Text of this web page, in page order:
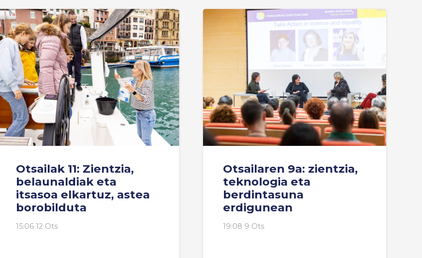
Otsailak 11: Zientzia,
belaunaldiak eta
itsasoa elkartuz, astea
borobilduta
15:06 12 Ots
Otsailaren 9a: zientzia,
teknologia eta
berdintasuna
erdigunean
19:08 9 Ots